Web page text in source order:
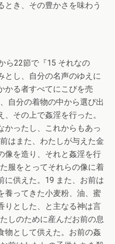
き、その豊かさを味わう
ら22節で『15 それなの
とし、自分の名声のゆえに
かる者すべてにこびを売
自分の着物の中から選び出
その上で姦淫を行った。
かったし、これからもあっ
はまた、わたしが与えた金
像を造り、それと姦淫を行
服をとってそれらの像に着
に供えた。19 また、お前は
養ってきた小麦粉、油、蜜
りとした、と主なる神は言
しのために産んだお前の息
物として供えた。お前の姦